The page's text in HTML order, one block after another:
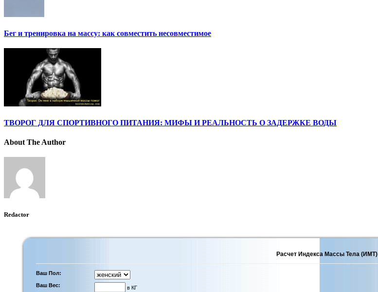
Бег и тренировка на массу: как совместить несовместимое
ТВОРОГ ДЛЯ СПОРТИВНОГО ПИТАНИЯ: МИФЫ И РЕАЛЬНОСТЬ О ЗАДЕРЖКЕ ВОДЫ
About The Author
Redactor
Расчет Индекса Массы Тела (ИМТ)
Ваш Пол:
Ваш Вес:
в КГ